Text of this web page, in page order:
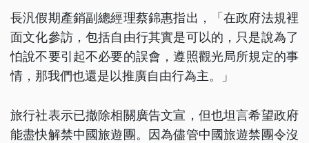
長汎假期產銷副總經理蔡錦惠指出，「在政府法規裡
面文化參訪，包括自由行其實是可以的，只是說為了
怕說不要引起不必要的誤會，遵照觀光局所規定的事
情，那我們也還是以推廣自由行為主。」
旅行社表示已撤除相關廣告文宣，但也坦言希望政府
能盡快解禁中國旅遊團。因為儘管中國旅遊禁團令沒